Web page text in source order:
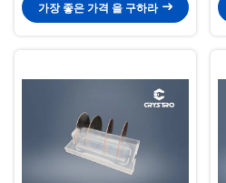
가장 좋은 가격 을 구하라